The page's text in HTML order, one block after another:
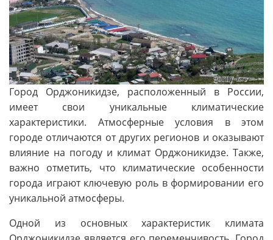
Город Орджоникидзе, расположенный в России,
имеет свои уникальные климатические
характеристики. Атмосферные условия в этом
городе отличаются от других регионов и оказывают
влияние на погоду и климат Орджоникидзе. Также,
важно отметить, что климатические особенности
города играют ключевую роль в формировании его
уникальной атмосферы.
Одной из основных характеристик климата